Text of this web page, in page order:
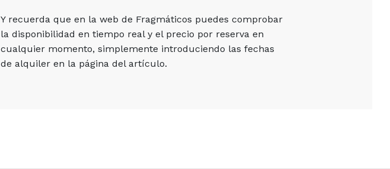
Y recuerda que en la web de Fragmáticos puedes comprobar
la disponibilidad en tiempo real y el precio por reserva en
cualquier momento, simplemente introduciendo las fechas
de alquiler en la página del artículo.